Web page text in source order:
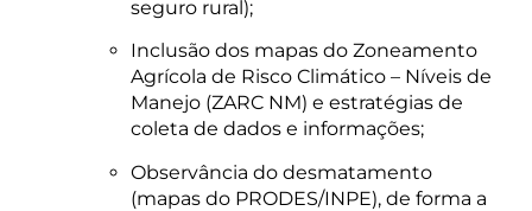
seguro rural);
Inclusão dos mapas do Zoneamento
Agrícola de Risco Climático – Níveis de
Manejo (ZARC NM) e estratégias de
coleta de dados e informações;
Observância do desmatamento
(mapas do PRODES/INPE), de forma a